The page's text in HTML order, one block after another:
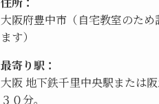
大阪府豊中市（自宅教室のた
ます）
最寄り駅：
大阪 地下鉄千里中央駅または
３０分。